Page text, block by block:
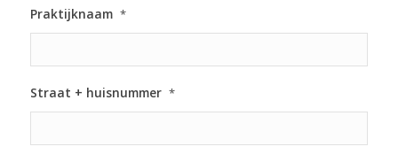
Praktijknaam *
Straat + huisnummer *